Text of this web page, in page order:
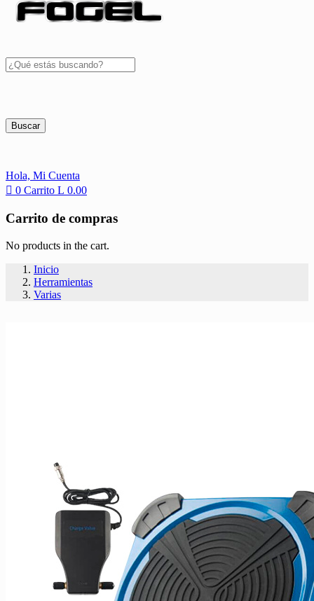
Buscar
Hola, Mi Cuenta
0 Carrito L 0.00
Carrito de compras
No products in the cart.
Inicio
Herramientas
Varias